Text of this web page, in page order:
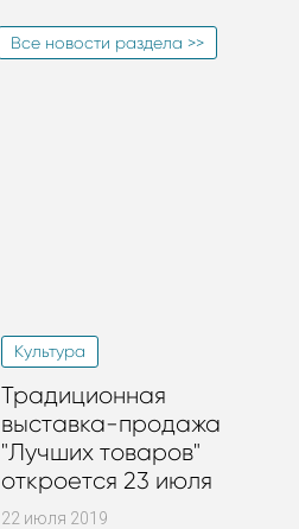
Все новости раздела >>
Культура
Традиционная
выставка-продажа
"Лучших товаров"
откроется 23 июля
на теннисных
22 июля 2019